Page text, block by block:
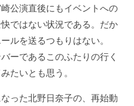
公演直後にもイベントへの
ではない状況である。だか
ルを送るつもりはない。
ーであるこのふたりの行く
たいとも思う。
った北野日奈子の、再始動